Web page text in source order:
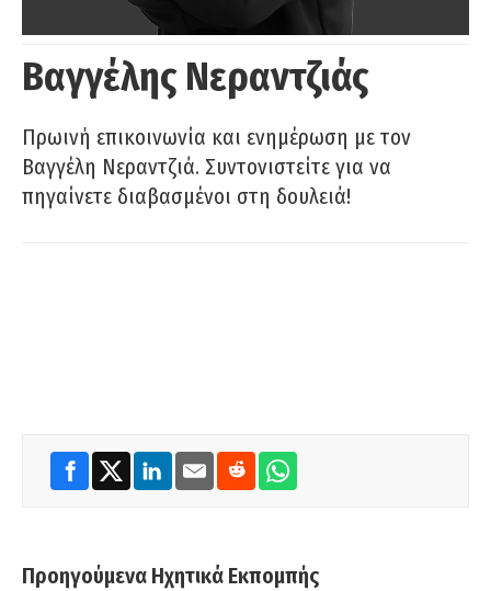
Βαγγέλης Νεραντζιάς
Πρωινή επικοινωνία και ενημέρωση με τον
Βαγγέλη Νεραντζιά. Συντονιστείτε για να
πηγαίνετε διαβασμένοι στη δουλειά!
Προηγούμενα Ηχητικά Εκπομπής